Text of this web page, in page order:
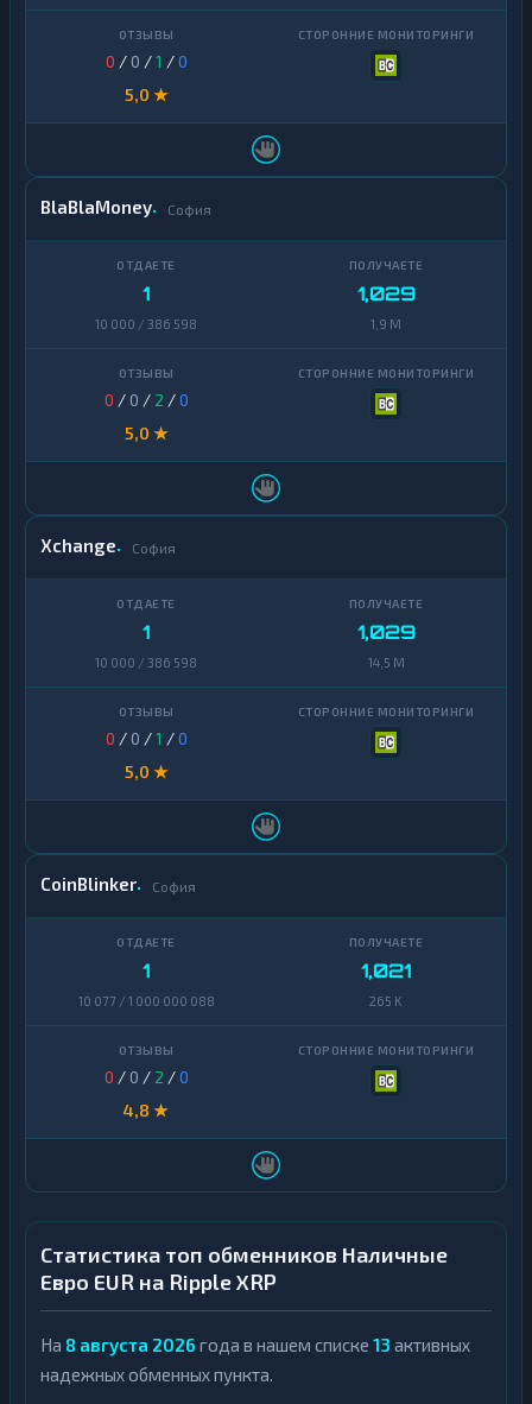
0 / 0 /1 /0
5,0 ★
BlaBlaMoney София
1
10 000 / 386 598
1,029
1,9 M
0 / 0 / 2 /0
5,0 ★
Xchange София
1
10 000 / 386 598
1,029
14,5 M
0 / 0 /1 /0
5,0 ★
CoinBlinker София
1
10 077 / 1 000 000 088
1,021
265 K
0 / 0 / 2 /0
4,8 ★
Статистика топ обменников Наличные
Евро EUR на Ripple XRP
На 8 августа 2026 года в нашем списке 13 активных
надежных обменных пункта.